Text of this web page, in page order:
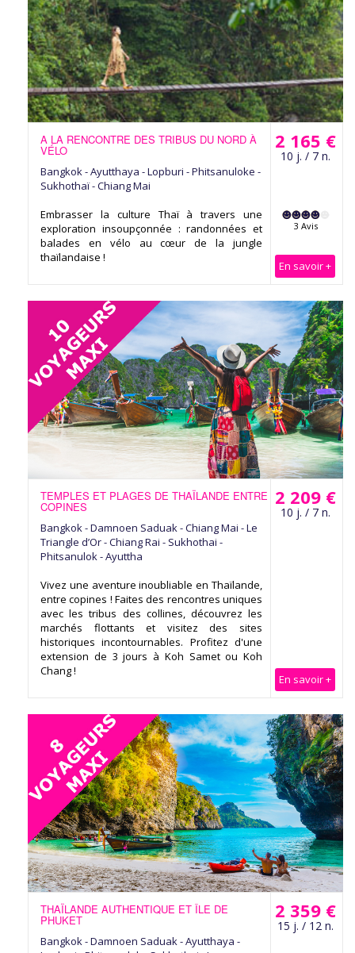
2 165 €
10 j. / 7 n.
3 Avis
En savoir +
A LA RENCONTRE DES TRIBUS DU NORD À
VÉLO
Bangkok - Ayutthaya - Lopburi - Phitsanuloke -
Sukhothaï - Chiang Mai
Embrasser la culture Thaï à travers une
exploration insoupçonnée : randonnées et
balades en vélo au cœur de la jungle
thaïlandaise !
2 209 €
10 j. / 7 n.
En savoir +
TEMPLES ET PLAGES DE THAÏLANDE ENTRE
COPINES
Bangkok - Damnoen Saduak - Chiang Mai - Le
Triangle d’Or - Chiang Rai - Sukhothai -
Phitsanulok - Ayuttha
Vivez une aventure inoubliable en Thaïlande,
entre copines ! Faites des rencontres uniques
avec les tribus des collines, découvrez les
marchés flottants et visitez des sites
historiques incontournables. Profitez d'une
extension de 3 jours à Koh Samet ou Koh
Chang !
2 359 €
15 j. / 12 n.
THAÏLANDE AUTHENTIQUE ET ÎLE DE
PHUKET
Bangkok - Damnoen Saduak - Ayutthaya -